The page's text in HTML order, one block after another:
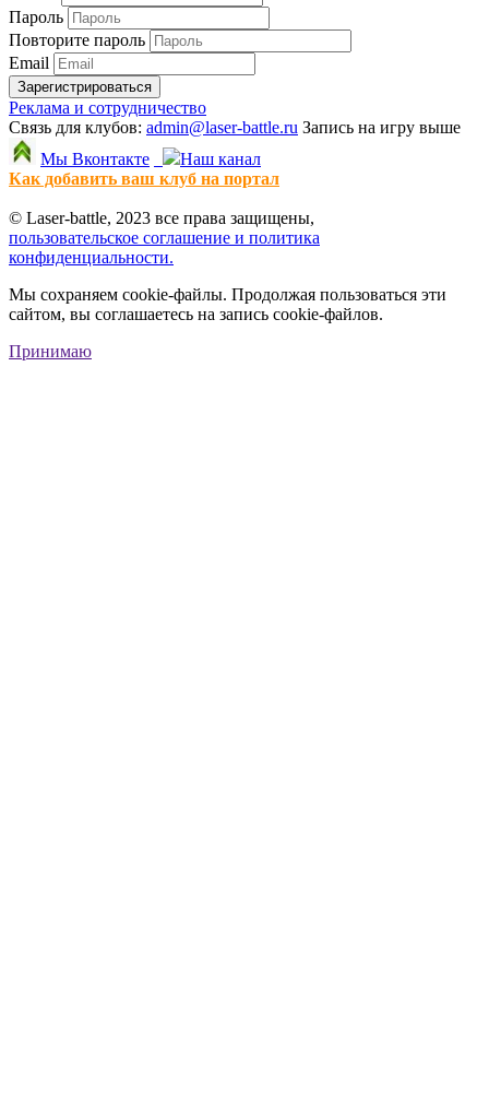
Пароль
Повторите пароль
Email
Зарегистрироваться
Реклама и сотрудничество
Связь для клубов: admin@laser-battle.ru Запись на игру выше
Мы Вконтакте
Наш канал
Как добавить ваш клуб на портал
© Laser-battle, 2023 все права защищены,
пользовательское соглашение и политика
конфиденциальности.
Мы сохраняем cookie-файлы. Продолжая пользоваться эти
сайтом, вы соглашаетесь на запись cookie-файлов.
Принимаю